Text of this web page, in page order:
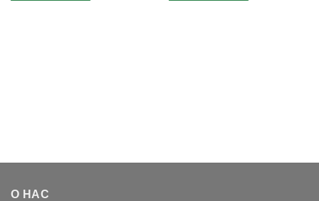
О НАС